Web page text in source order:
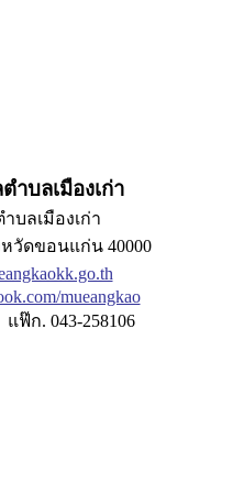
ำบลเมืองเก่า
บลเมืองเก่า
วัดขอนแก่น 40000
mueangkao
ฟ๊ก. 043-258106